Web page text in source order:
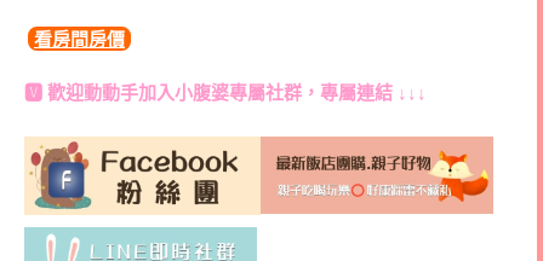
看房間房價
🆅 歡迎動動手加入小腹婆專屬社群 ，專屬連結 ↓↓↓